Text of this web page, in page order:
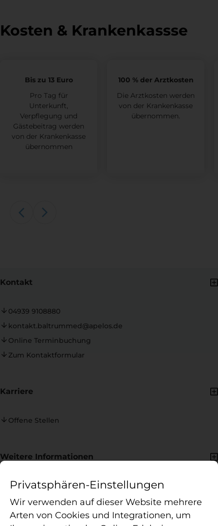
Kosten & Krankenkassse
Bis zu 13 Euro
Pro Tag für
Unterkunft,
Verpflegung und
Gästebeitrag werden
von der Krankenkasse
übernommen
100 % der Arztkosten
Die Arztkosten werden
von der Krankenkasse
übernommen.
Kontakt
04939 9108880
kontakt.baltrummed@apelos.de
Online Terminbuchung
Zum Kontaktformular
Karriere
Offene Stellen
Weitere Informationen
Standortinfos
Zusatzleistungen
Information zur Badekur
Privatsphären-Einstellungen
Wir verwenden auf dieser Website mehrere
Arten von Cookies und Integrationen, um